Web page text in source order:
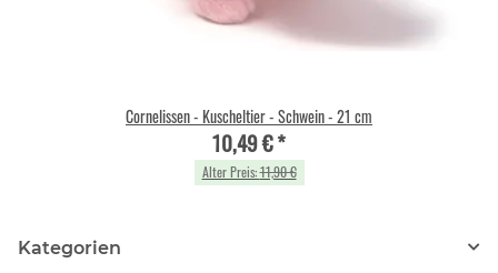
Cornelissen - Kuscheltier - Schwein - 21 cm
10,49 €*
Alter Preis:11,90 €
Kategorien